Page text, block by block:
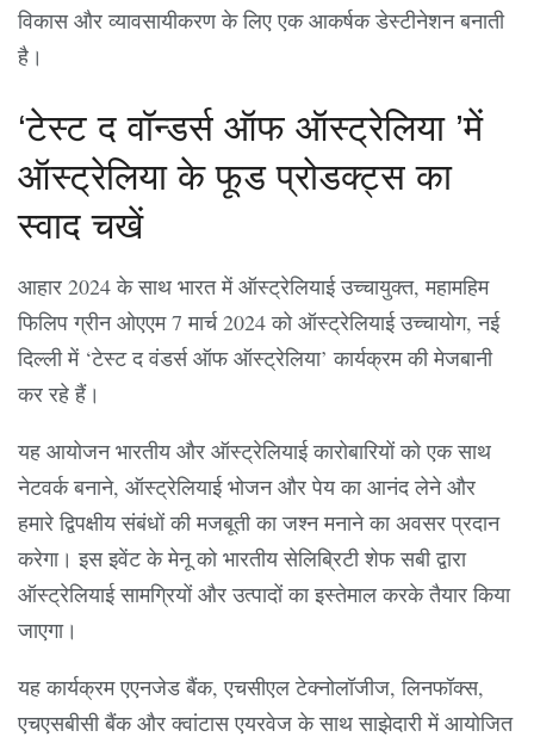
विकास और व्यावसायीकरण के लिए एक आकर्षक डेस्टीनेशन बनाती
है।
‘टेस्ट द वॉन्डर्स ऑफ ऑस्ट्रेलिया ’में
ऑस्ट्रेलिया के फूड प्रोडक्ट्स का
स्वाद चखें
आहार 2024 के साथ भारत में ऑस्ट्रेलियाई उच्चायुक्त, महामहिम
फिलिप ग्रीन ओएएम 7 मार्च 2024 को ऑस्ट्रेलियाई उच्चायोग, नई
दिल्ली में ‘टेस्ट द वंडर्स ऑफ ऑस्ट्रेलिया’ कार्यक्रम की मेजबानी
कर रहे हैं।
यह आयोजन भारतीय और ऑस्ट्रेलियाई कारोबारियों को एक साथ
नेटवर्क बनाने, ऑस्ट्रेलियाई भोजन और पेय का आनंद लेने और
हमारे द्विपक्षीय संबंधों की मजबूती का जश्न मनाने का अवसर प्रदान
करेगा। इस इवेंट के मेनू को भारतीय सेलिब्रिटी शेफ सबी द्वारा
ऑस्ट्रेलियाई सामग्रियों और उत्पादों का इस्तेमाल करके तैयार किया
जाएगा।
यह कार्यक्रम एएनजेड बैंक, एचसीएल टेक्‍नोलॉजीज, लिनफॉक्स,
एचएसबीसी बैंक और क्वांटास एयरवेज के साथ साझेदारी में आयोजित